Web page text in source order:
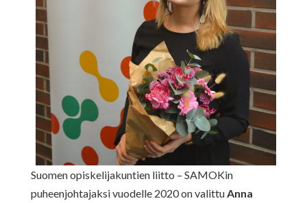
Suomen opiskelijakuntien liitto – SAMOKin
puheenjohtajaksi vuodelle 2020 on valittu Anna